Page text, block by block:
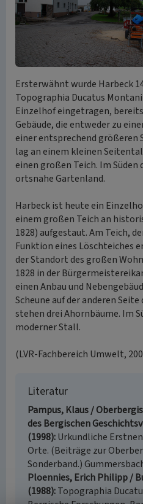
Ersterwähnt wurde Harbeck
Topographia Ducatus
Einzelhof eingetragen,
Gebäude, die entweder zu
einer entsprechend größeren
lag an einem kleinen
einen großen Teich. Im Süden
ortsnahe Gartenland.
Harbeck ist heute ein
einem großen Teich an
1828) aufgestaut. Am Teich,
Funktion eines Löschteiches
der Standort des großen
1828 in der
einen Anbau und
Scheune auf der anderen Seite
stehen drei Ahornbäume. Im
moderner Stall.
(LVR-Fachbereich Umwelt,
Literatur
Pampus, Klaus /
des Bergischen
(1998) Urkundliche
Orte. (Beiträge zur
Sonderband.)
Ploennies, Erich Philipp /
(1988) Topographia